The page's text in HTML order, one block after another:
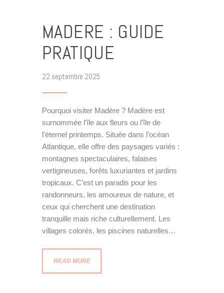
MADERE : GUIDE
PRATIQUE
22 septembre 2025
Pourquoi visiter Madère ? Madère est
surnommée l’île aux fleurs ou l’île de
l’éternel printemps. Située dans l’océan
Atlantique, elle offre des paysages variés :
montagnes spectaculaires, falaises
vertigineuses, forêts luxuriantes et jardins
tropicaux. C’est un paradis pour les
randonneurs, les amoureux de nature, et
ceux qui cherchent une destination
tranquille mais riche culturellement. Les
villages colorés, les piscines naturelles…
READ MORE